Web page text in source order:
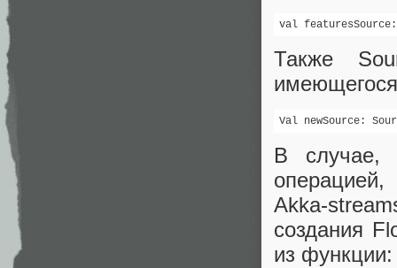
val
Также
Val newSource:
В случае,
Akka-
создания
из функции: